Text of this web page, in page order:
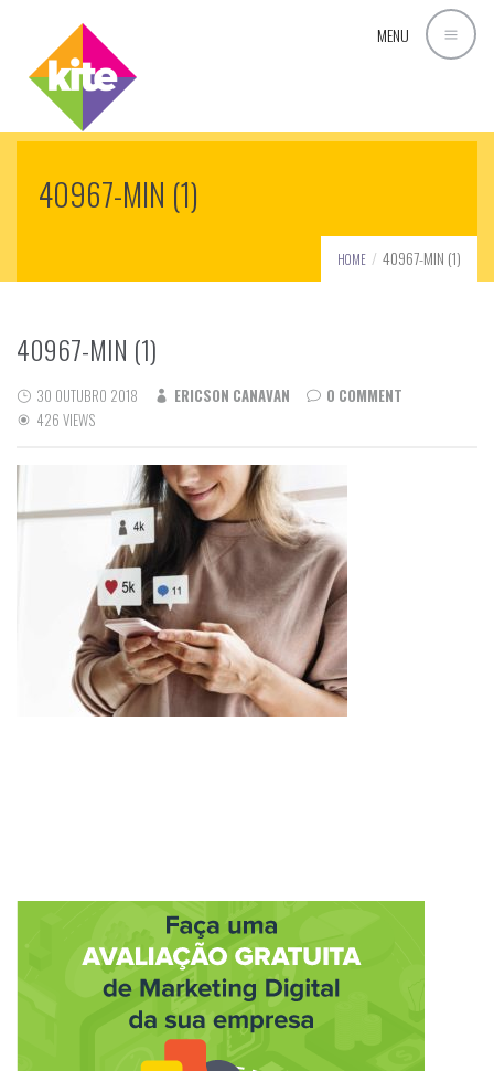
MENU
40967-MIN (1)
HOME 40967-MIN (1)
40967-MIN (1)
30 OUTUBRO 2018 ERICSON CANAVAN
0 COMMENT
426 VIEWS